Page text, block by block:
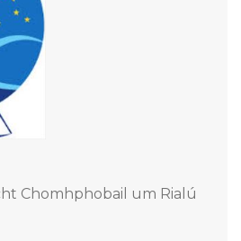
Chomhphobail um Rialú